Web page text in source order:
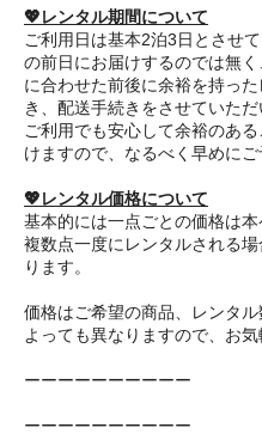
💖レンタル期間について
ご利用日は基本2泊3日とさせ
の前日にお届けするのでは無
に合わせた前後に余裕を持っ
き、配送手続きをさせていた
ご利用でも安心して余裕のあ
けますので、なるべく早めに
💖レンタル価格について
基本的には一点ごとの価格は
複数点一度にレンタルされる
ります。
価格はご希望の商品、レンタ
よっても異なりますので、お
ーーーーーーーーーー
ーーーーーーーーーー